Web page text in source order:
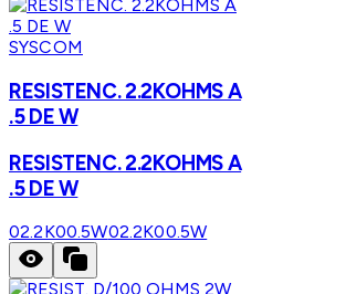
SYSCOM
RESISTENC. 2.2KOHMS A
.5 DE W
RESISTENC. 2.2KOHMS A
.5 DE W
02.2K00.5W02.2K00.5W